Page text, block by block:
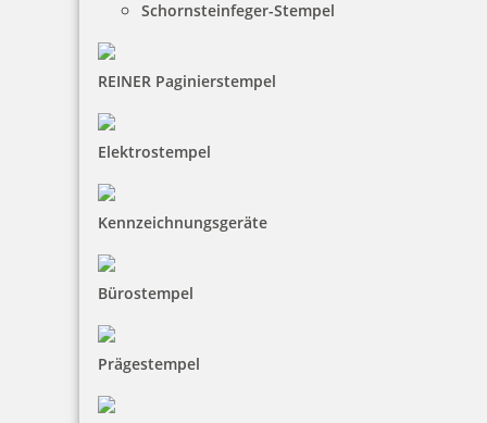
Schornsteinfeger-Stempel
REINER Paginierstempel
Elektrostempel
Kennzeichnungsgeräte
Bürostempel
Prägestempel